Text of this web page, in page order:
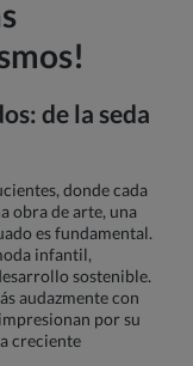
de la seda
donde cada
obra de arte, una
es fundamental.
infantil,
sostenible.
audazmente con
por su
creciente